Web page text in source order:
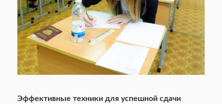
Эффективные техники для успешной сдачи